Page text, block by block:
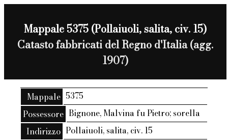
Mappale 5375 (Pollaiuoli, salita, civ. 15)
Catasto fabbricati del Regno d'Italia (agg.
1907)
Mappale 5375
Possessore Bignone, Malvina fu Pietro; sorella
Indirizzo Pollaiuoli, salita, civ. 15